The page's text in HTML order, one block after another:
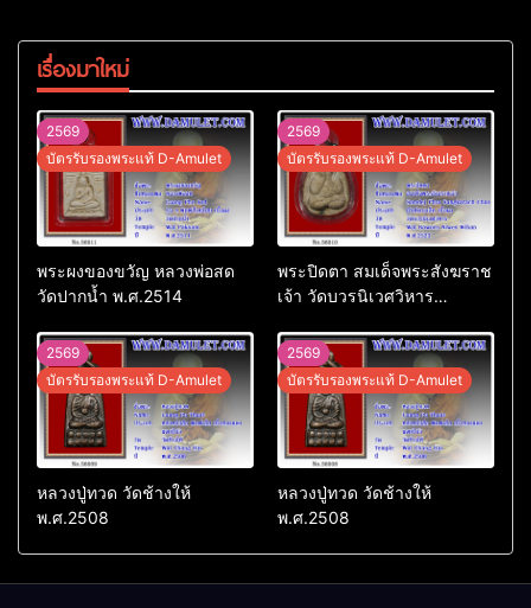
เรื่องมาใหม่
2569
บัตรรับรองพระแท้ D-Amulet
พระผงของขวัญ หลวงพ่อสด
วัดปากน้ำ พ.ศ.2514
2569
บัตรรับรองพระแท้ D-Amulet
พระปิดตา สมเด็จพระสังฆราช
เจ้า วัดบวรนิเวศวิหาร
2569
บัตรรับรองพระแท้ D-Amulet
หลวงปู่ทวด วัดช้างให้
พ.ศ.2508
2569
บัตรรับรองพระแท้ D-Amulet
หลวงปู่ทวด วัดช้างให้
พ.ศ.2508